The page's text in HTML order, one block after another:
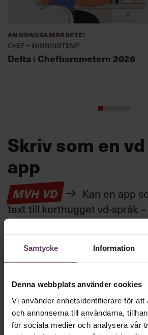
Samtycke Information
Denna webbplats använder cookies
Vi använder enhetsidentifierare för att
och annonserna till användarna,
för sociala medier och analysera vår
Annonssamarbete:
Chef + Winningtemp
Delta i Chefbarometern 2026
Skriv som en
app
MVH VD
Kan en app
text till korthugget vd-språk
artighetsfraser, men gärna
vägen för den som vill nå
toppcheferna?
Kommunikation
Text:Fredrik Kullberg
Publicerad2026-08-07